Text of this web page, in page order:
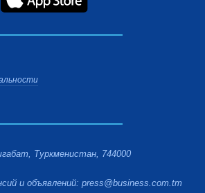
Туркменистан, 744000
и объявлений: press@business.com.tm